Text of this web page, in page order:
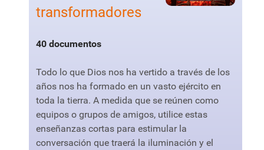
transformadores
40 documentos
Todo lo que Dios nos ha vertido a través de los
años nos ha formado en un vasto ejército en
toda la tierra. A medida que se reúnen como
equipos o grupos de amigos, utilice estas
enseñanzas cortas para estimular la
conversación que traerá la iluminación y el